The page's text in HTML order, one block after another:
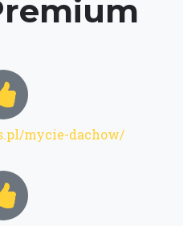
mycie-dachow/